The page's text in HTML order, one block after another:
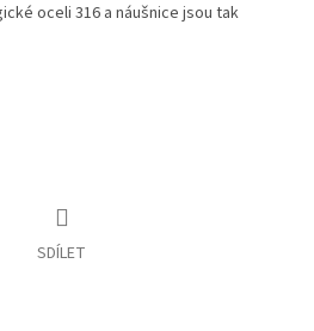
oceli 316 a náušnice jsou tak
SDÍLET